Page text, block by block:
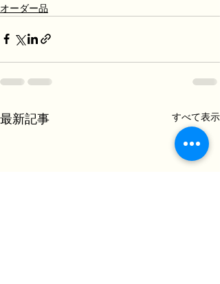
オーダー品
最新記事 すべて表示